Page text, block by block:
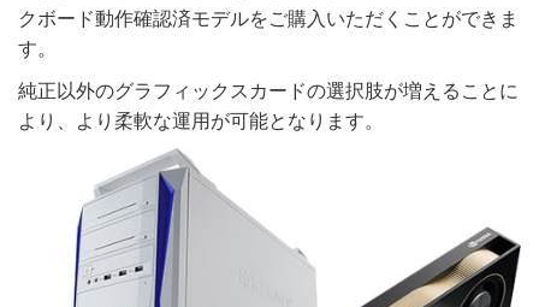
クボード動作確認済モデルをご購入いただくことができま
す。
純正以外のグラフィックスカードの選択肢が増えることに
より、より柔軟な運用が可能となります。